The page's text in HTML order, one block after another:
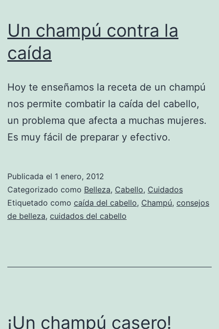
Un champú contra la
caída
Hoy te enseñamos la receta de un champú
nos permite combatir la caída del cabello,
un problema que afecta a muchas mujeres.
Es muy fácil de preparar y efectivo.
Publicada el 1 enero, 2012
Categorizado como Belleza, Cabello, Cuidados
Etiquetado como caída del cabello, Champú, consejos
de belleza, cuidados del cabello
¡Un champú casero!